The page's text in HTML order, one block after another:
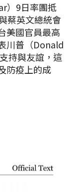
）9日率團抵
蔡英文總統會
美國官員最高
川普（Donald
持與友誼，這
防疫上的成